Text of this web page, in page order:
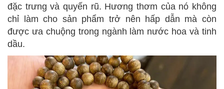
đặc trưng và quyến rũ. Hương thơm của nó không
chỉ làm cho sản phẩm trở nên hấp dẫn mà còn
được ưa chuộng trong ngành làm nước hoa và tinh
dầu.